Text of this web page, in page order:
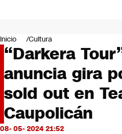
Negocios
Deportes
Programas completos
Cultura
Servicios
Bits
CNN tiempo
Futuro 360
Inicio Cultura
“Darkera
anuncia gira
sold out en
Caupolicán
08- 05- 2024 21:52